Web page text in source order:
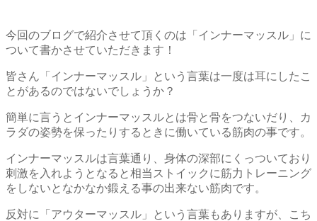
今回のブログで紹介させて頂くのは「インナーマッスル」に
ついて書かさせていただきます！
皆さん「インナーマッスル」という言葉は一度は耳にしたこ
とがあるのではないでしょうか？
簡単に言うとインナーマッスルとは骨と骨をつないだり、カ
ラダの姿勢を保ったりするときに働いている筋肉の事です。
インナーマッスルは言葉通り、身体の深部にくっついており
刺激を入れようとなると相当ストイックに筋力トレーニング
をしないとなかなか鍛える事の出来ない筋肉です。
反対に「アウターマッスル」という言葉もありますが、こち